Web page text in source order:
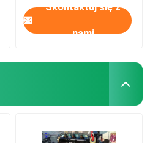
Skontaktuj się z
nami